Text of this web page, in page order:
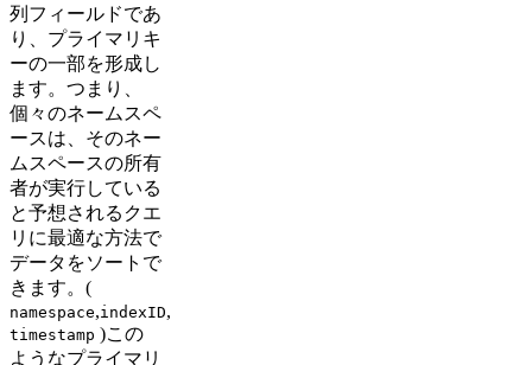
列フィールドであ
り、プライマリキ
ーの一部を形成し
ます。つまり、
個々のネームスペ
ースは、そのネー
ムスペースの所有
者が実行している
と予想されるクエ
リに最適な方法で
データをソートで
きます。(
namespace,indexID,
timestamp )この
ようなプライマリ